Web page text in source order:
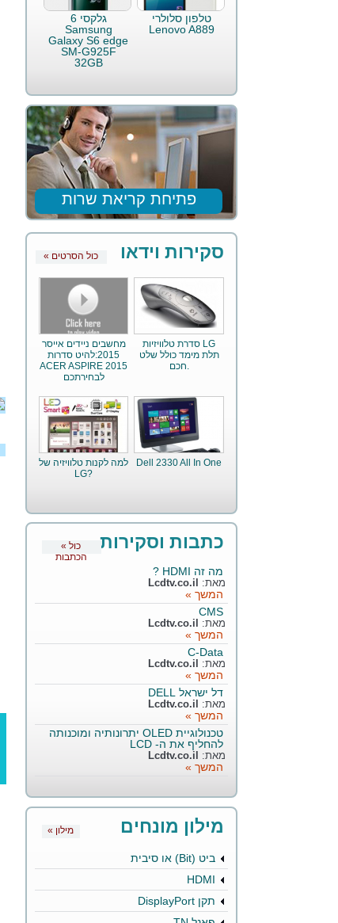
טלפון סלולרי
Lenovo A889
גלקסי 6
Samsung
Galaxy S6 edge
SM-G925F
32GB
פתיחת קריאת שרות
« כול הסרטים סקירות וידאו
מחשבים ניידים אייסר
2015:להיט סדרות
ACER ASPIRE 2015
לבחירתכם
סדרת טלוויזיות LG
תלת מימד כולל שלט
חכם.
למה לקנות טלוויזיה של
LG?
Dell 2330 All In One
« כול
הכתבות
כתבות וסקירות
מה זה HDMI ?
מאת: Lcdtv.co.il
המשך »
CMS
מאת: Lcdtv.co.il
המשך »
C-Data
מאת: Lcdtv.co.il
המשך »
דל ישראל DELL
מאת: Lcdtv.co.il
המשך »
טכנולוגיית OLED יתרונותיה ומוכנותה
להחליף את ה- LCD
מאת: Lcdtv.co.il
המשך »
« מילון מילון מונחים
ביט (Bit) או סיבית
HDMI
תקן DisplayPort